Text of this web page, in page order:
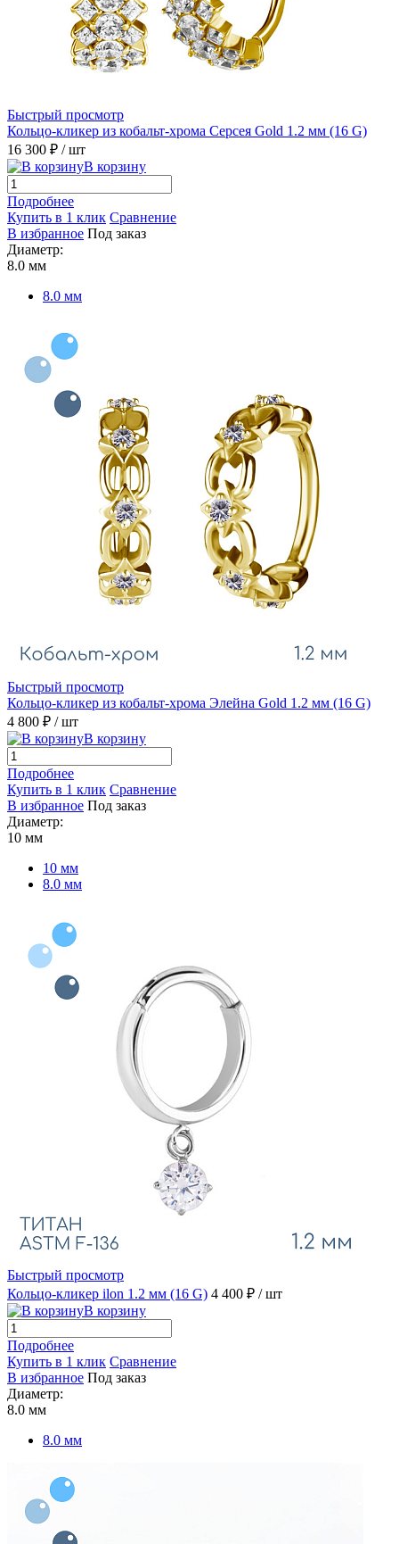
Быстрый просмотр
Кольцо-кликер из кобальт-хрома Серсея Gold 1.2 мм (16 G)
16 300 ₽ / шт
В корзину
Подробнее
Купить в 1 клик Сравнение
В избранное Под заказ
Диаметр:
8.0 мм
8.0 мм
Быстрый просмотр
Кольцо-кликер из кобальт-хрома Элейна Gold 1.2 мм (16 G)
4 800 ₽ / шт
В корзину
Подробнее
Купить в 1 клик Сравнение
В избранное Под заказ
Диаметр:
10 мм
10 мм
8.0 мм
Быстрый просмотр
Кольцо-кликер ilon 1.2 мм (16 G) 4 400 ₽ / шт
В корзину
Подробнее
Купить в 1 клик Сравнение
В избранное Под заказ
Диаметр:
8.0 мм
8.0 мм